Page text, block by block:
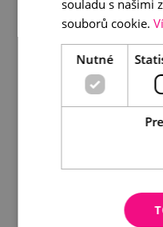
DETAIL
souladu s našimi
souborů cookie.
Nutné